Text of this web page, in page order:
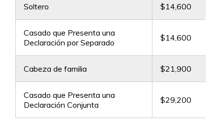
Soltero $14,600
Casado que Presenta una
Declaración por Separado
$14,600
Cabeza de familia $21,900
Casado que Presenta una
Declaración Conjunta
$29,200